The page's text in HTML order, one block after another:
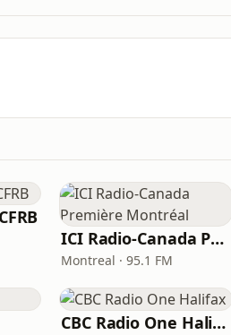
ICI Radio-Canada Première Montréal
Montreal · 95.1 FM
CBC Radio One Halifax